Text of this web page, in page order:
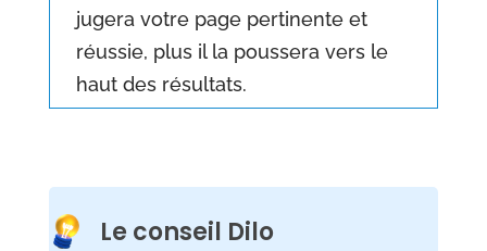
jugera votre page pertinente et
réussie, plus il la poussera vers le
haut des résultats.
Le conseil Dilo